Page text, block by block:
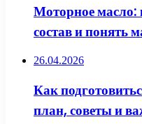
Моторное
состав и понять
26.04.2026
Как
план, советы и